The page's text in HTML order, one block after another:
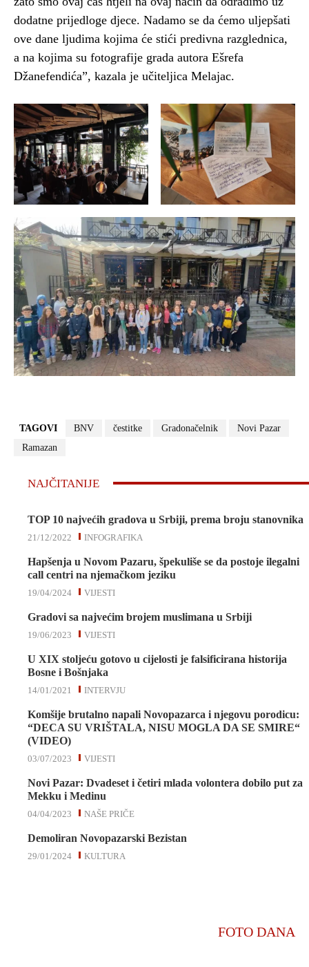
dodatne prijedloge djece. Nadamo se da ćemo uljepšati
ove dane ljudima kojima će stići predivna razglednica,
a na kojima su fotografije grada autora Ešrefa
Džanefendića”, kazala je učiteljica Melajac.
TAGOVI BNV čestitke Gradonačelnik
Novi Pazar
Ramazan
NAJČITANIJE
TOP 10 najvećih gradova u Srbiji, prema broju stanovnika
INFOGRAFIKA
21/12/2022
Hapšenja u Novom Pazaru, špekuliše se da postoje ilegalni
call centri na njemačkom jeziku
VIJESTI
19/04/2024
Gradovi sa najvećim brojem muslimana u Srbiji
VIJESTI
19/06/2023
U XIX stoljeću gotovo u cijelosti je falsificirana historija
Bosne i Bošnjaka
INTERVJU
14/01/2021
Komšije brutalno napali Novopazarca i njegovu porodicu:
“DECA SU VRIŠTALA, NISU MOGLA DA SE SMIRE“
(VIDEO)
VIJESTI
03/07/2023
Novi Pazar: Dvadeset i četiri mlada volontera dobilo put za
Mekku i Medinu
NAŠE PRIČE
04/04/2023
Demoliran Novopazarski Bezistan
KULTURA
29/01/2024
FOTO DANA